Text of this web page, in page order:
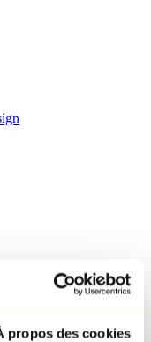
propos des cookies